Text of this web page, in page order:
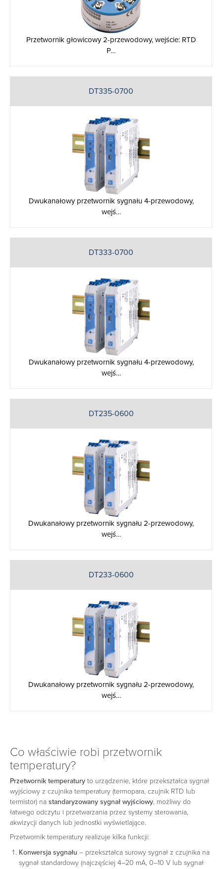
Przetwornik głowicowy 2-przewodowy, wejście: RTD
P…
DT335-0700
Dwukanałowy przetwornik sygnału 4-przewodowy,
wejś…
DT333-0700
Dwukanałowy przetwornik sygnału 4-przewodowy,
wejś…
DT235-0600
Dwukanałowy przetwornik sygnału 2-przewodowy,
wejś…
DT233-0600
Dwukanałowy przetwornik sygnału 2-przewodowy,
wejś…
Co właściwie robi przetwornik
temperatury?
Przetwornik temperatury to urządzenie, które przekształca sygnał
wyjściowy z czujnika temperatury (termopara, czujnik RTD lub
termistor) na standaryzowany sygnał wyjściowy, możliwy do
łatwego odczytu i przetwarzania przez systemy sterowania,
akwizycji danych lub jednostki wyświetlające.
Przetwornik temperatury realizuje kilka funkcji:
Konwersja sygnału – przekształca surowy sygnał z czujnika na
sygnał standardowy (najczęściej 4–20 mA, 0–10 V lub sygnał